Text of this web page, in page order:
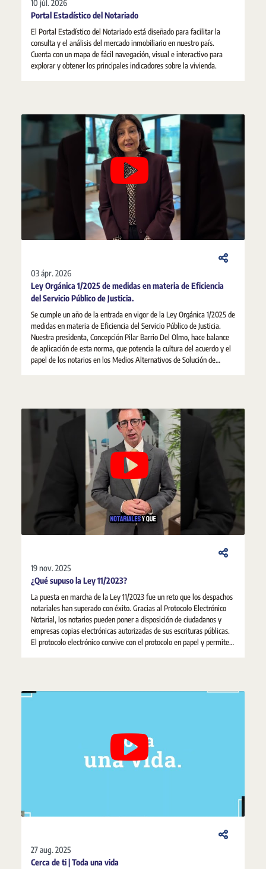
10 júl. 2026
Portal Estadístico del Notariado
El Portal Estadístico del Notariado está diseñado para facilitar la
consulta y el análisis del mercado inmobiliario en nuestro país.
Cuenta con un mapa de fácil navegación, visual e interactivo para
explorar y obtener los principales indicadores sobre la vivienda.
03 ápr. 2026
Ley Orgánica 1/2025 de medidas en materia de Eficiencia
del Servicio Público de Justicia.
Se cumple un año de la entrada en vigor de la Ley Orgánica 1/2025 de
medidas en materia de Eficiencia del Servicio Público de Justicia.
Nuestra presidenta, Concepción Pilar Barrio Del Olmo, hace balance
de aplicación de esta norma, que potencia la cultura del acuerdo y el
papel de los notarios en los Medios Alternativos de Solución de
19 nov. 2025
¿Qué supuso la Ley 11/2023?
La puesta en marcha de la Ley 11/2023 fue un reto que los despachos
notariales han superado con éxito. Gracias al Protocolo Electrónico
Notarial, los notarios pueden poner a disposición de ciudadanos y
empresas copias electrónicas autorizadas de sus escrituras públicas.
El protocolo electrónico convive con el protocolo en papel y permite
27 aug. 2025
Cerca de ti | Toda una vida